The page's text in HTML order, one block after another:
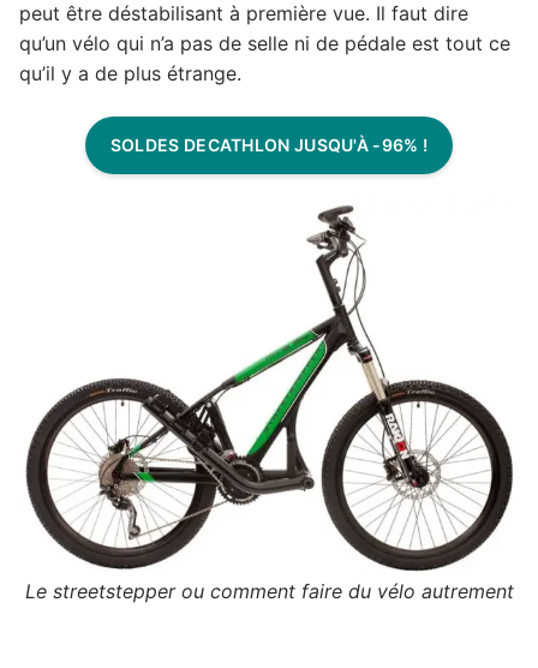
peut être déstabilisant à première vue. Il faut dire
qu’un vélo qui n’a pas de selle ni de pédale est tout ce
qu’il y a de plus étrange.
SOLDES DECATHLON JUSQU'À -96% !
Le streetstepper ou comment faire du vélo autrement